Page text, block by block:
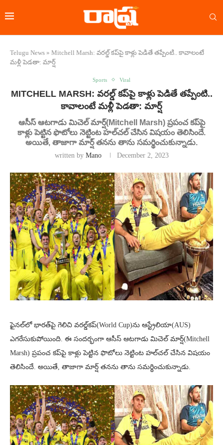
Telugu News » Mitchell Marsh: వరల్డ్ కప్‌పై కాళ్లు పెడితే తప్పేంటి.. కావాలంటే
మళ్లీ పెడతా: మార్ష్
Sports Viral
MITCHELL MARSH: వరల్డ్ కప్‌పై కాళ్లు పెడితే తప్పేంటి..
కావాలంటే మళ్లీ పెడతా: మార్ష్
ఆసీస్‌ ఆటగాడు మిచెల్ మార్ష్(Mitchell Marsh) ప్రపంచ కప్‌పై
కాళ్లు పెట్టిన ఫొటోలు నెట్టింట హల్‌చల్‌ చేసిన విషయం తెలిసిందే.
అయితే, తాజాగా మార్ష్ తనను తాను సమర్థించుకున్నాడు.
written by Mano December 2, 2023
ఫైనల్‌లో భారత్‌పై గెలిచి వరల్డ్‌కప్‌(World Cup)ను ఆస్ట్రేలియా(AUS)
ఎగరేసుకుపోయింది. ఈ సందర్భంగా ఆసీస్‌ ఆటగాడు మిచెల్ మార్ష్(Mitchell
Marsh) ప్రపంచ కప్‌పై కాళ్లు పెట్టిన ఫొటోలు నెట్టింట హల్‌చల్‌ చేసిన విషయం
తెలిసిందే. అయితే, తాజాగా మార్ష్ తనను తాను సమర్థించుకున్నాడు.